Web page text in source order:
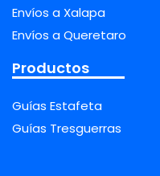
Envíos a Xalapa
Envíos a Queretaro
Productos
Guías Estafeta
Guías Tresguerras